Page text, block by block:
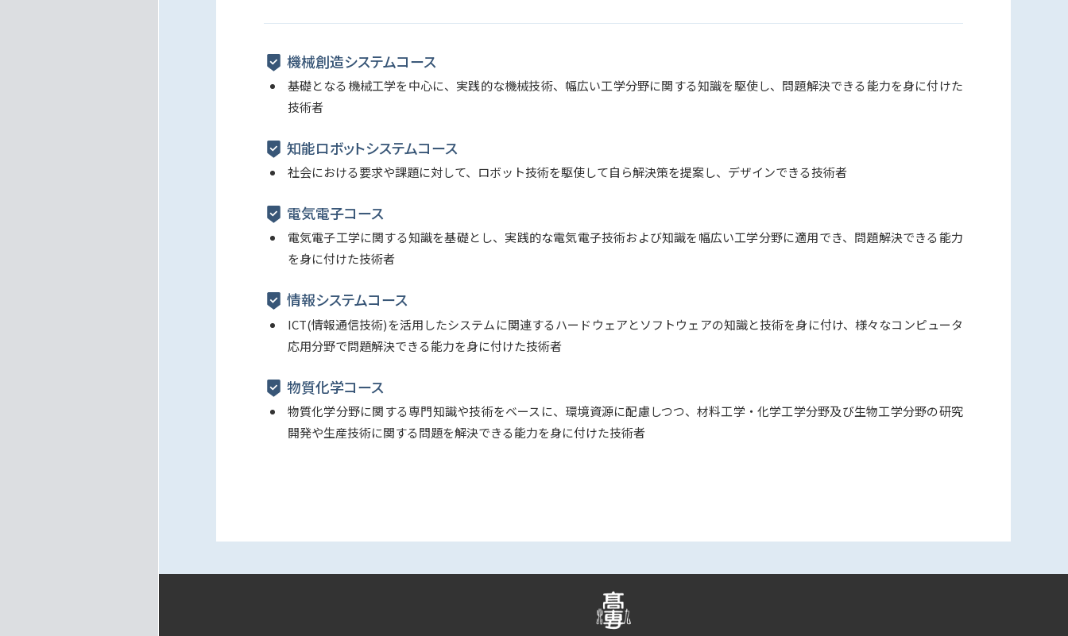
機械創造システムコース
基礎となる機械工学を中心に、実践的な機械技術、幅広い工学分野に関する知識を駆使し、問題解決できる能力を身に付けた
技術者
知能ロボットシステムコース
社会における要求や課題に対して、ロボット技術を駆使して自ら解決策を提案し、デザインできる技術者
電気電子コース
電気電子工学に関する知識を基礎とし、実践的な電気電子技術および知識を幅広い工学分野に適用でき、問題解決できる能力
を身に付けた技術者
情報システムコース
ICT(情報通信技術)を活用したシステムに関連するハードウェアとソフトウェアの知識と技術を身に付け、様々なコンピュータ
応用分野で問題解決できる能力を身に付けた技術者
物質化学コース
物質化学分野に関する専門知識や技術をベースに、環境資源に配慮しつつ、材料工学・化学工学分野及び生物工学分野の研究
開発や生産技術に関する問題を解決できる能力を身に付けた技術者